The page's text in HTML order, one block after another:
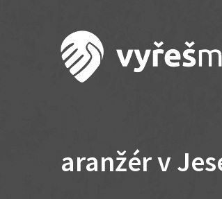
aranžér v